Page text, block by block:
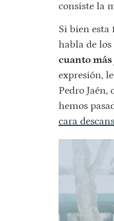
consiste la
Si bien esta
habla de
cuanto
expresión,
Pedro
hemos
cara